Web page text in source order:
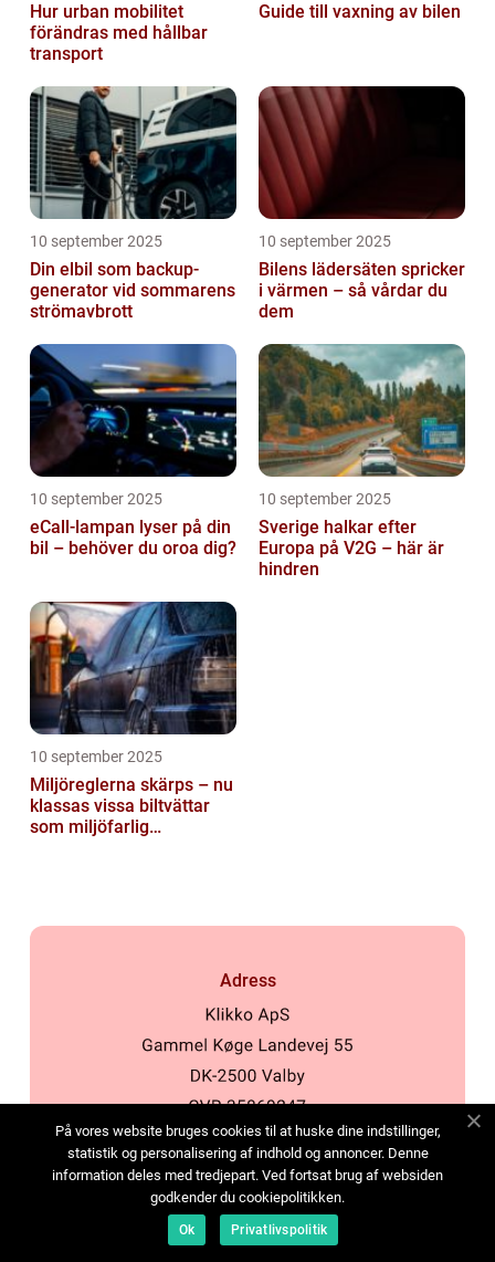
Hur urban mobilitet
förändras med hållbar
transport
Guide till vaxning av bilen
10 september 2025
Din elbil som backup-
generator vid sommarens
strömavbrott
10 september 2025
Bilens lädersäten spricker
i värmen – så vårdar du
dem
10 september 2025
eCall-lampan lyser på din
bil – behöver du oroa dig?
10 september 2025
Sverige halkar efter
Europa på V2G – här är
hindren
10 september 2025
Miljöreglerna skärps – nu
klassas vissa biltvättar
som miljöfarlig
Adress
web: www.klikko.dk
Menu
Annonsering
På vores website bruges cookies til at huske dine indstillinger,
statistik og personalisering af indhold og annoncer. Denne
information deles med tredjepart. Ved fortsat brug af websiden
godkender du cookiepolitikken.
Ok Privatlivspolitik